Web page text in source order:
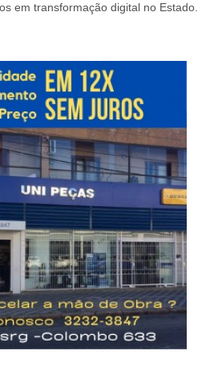
em transformação digital no Estado.